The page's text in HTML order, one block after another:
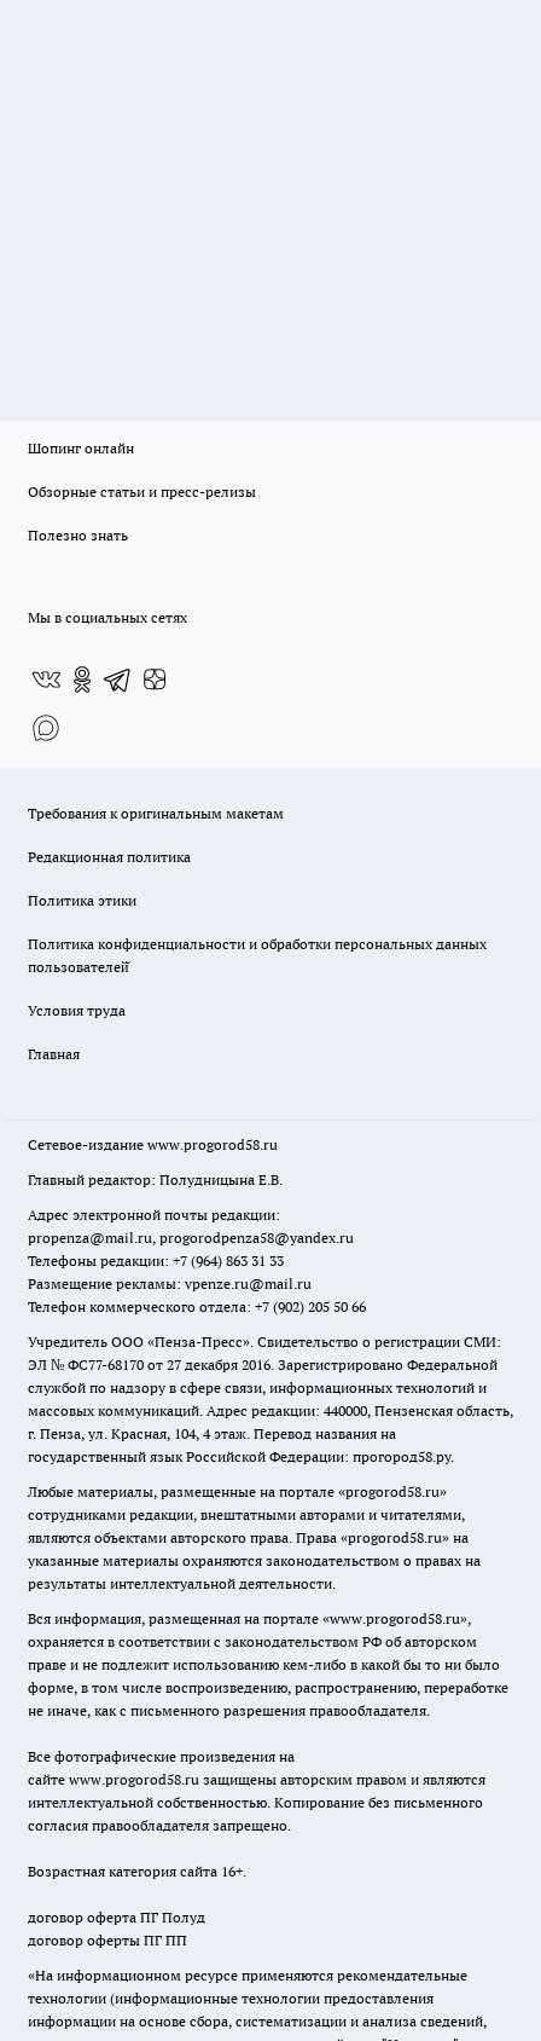
Шопинг онлайн
Обзорные статьи и пресс-релизы
Полезно знать
Мы в социальных сетях
Требования к оригинальным макетам
Редакционная политика
Политика этики
Политика конфиденциальности и обработки персональных данных
пользователей̆
Условия труда
Главная
Сетевое-издание www.progorod58.ru
Главный редактор: Полудницына Е.В.
Адрес электронной почты редакции:
propenza@mail.ru, progorodpenza58@yandex.ru
Телефоны редакции: +7 (964) 863 31 33
Размещение рекламы: vpenze.ru@mail.ru
Телефон коммерческого отдела: +7 (902) 205 50 66
Учредитель ООО «Пенза-Пресс». Свидетельство о регистрации СМИ:
ЭЛ № ФС77-68170 от 27 декабря 2016. Зарегистрировано Федеральной
службой по надзору в сфере связи, информационных технологий и
массовых коммуникаций. Адрес редакции: 440000, Пензенская область,
г. Пенза, ул. Красная, 104, 4 этаж. Перевод названия на
государственный язык Российской Федерации: прогород58.ру.
Любые материалы, размещенные на портале «progorod58.ru»
сотрудниками редакции, внештатными авторами и читателями,
являются объектами авторского права. Права «progorod58.ru» на
указанные материалы охраняются законодательством о правах на
результаты интеллектуальной деятельности.
Вся информация, размещенная на портале «www.progorod58.ru»,
охраняется в соответствии с законодательством РФ об авторском
праве и не подлежит использованию кем-либо в какой бы то ни было
форме, в том числе воспроизведению, распространению, переработке
не иначе, как с письменного разрешения правообладателя.
Все фотографические произведения на
сайте www.progorod58.ru защищены авторским правом и являются
интеллектуальной собственностью. Копирование без письменного
согласия правообладателя запрещено.
Возрастная категория сайта 16+.
договор оферта ПГ Полуд
договор оферты ПГ ПП
«На информационном ресурсе применяются рекомендательные
технологии (информационные технологии предоставления
информации на основе сбора, систематизации и анализа сведений,